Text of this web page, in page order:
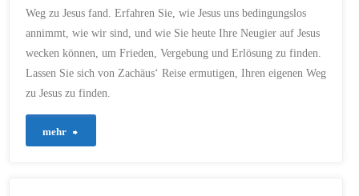
Weg zu Jesus fand. Erfahren Sie, wie Jesus uns bedingungslos
annimmt, wie wir sind, und wie Sie heute Ihre Neugier auf Jesus
wecken können, um Frieden, Vergebung und Erlösung zu finden.
Lassen Sie sich von Zachäus‘ Reise ermutigen, Ihren eigenen Weg
zu Jesus zu finden.
mehr